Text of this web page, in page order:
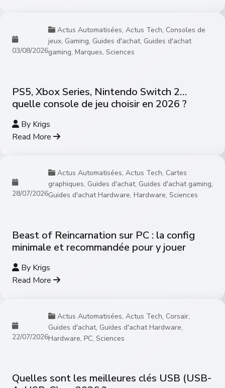
03/08/2026
Actus Automatisées, Actus Tech, Consoles de
jeux, Gaming, Guides d'achat, Guides d'achat
gaming, Marques, Sciences
PS5, Xbox Series, Nintendo Switch 2…
quelle console de jeu choisir en 2026 ?
By Krigs
Read More
28/07/2026
Actus Automatisées, Actus Tech, Cartes
graphiques, Guides d'achat, Guides d'achat gaming,
Guides d'achat Hardware, Hardware, Sciences
Beast of Reincarnation sur PC : la config
minimale et recommandée pour y jouer
By Krigs
Read More
22/07/2026
Actus Automatisées, Actus Tech, Corsair,
Guides d'achat, Guides d'achat Hardware,
Hardware, PC, Sciences
Quelles sont les meilleures clés USB (USB-